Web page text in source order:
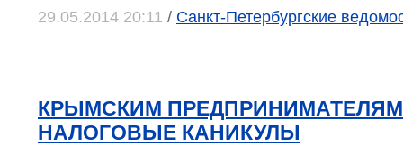
29.05.2014 20:11 / Санкт-Петербургские
КРЫМСКИМ
НАЛОГОВЫЕ КАНИКУЛЫ